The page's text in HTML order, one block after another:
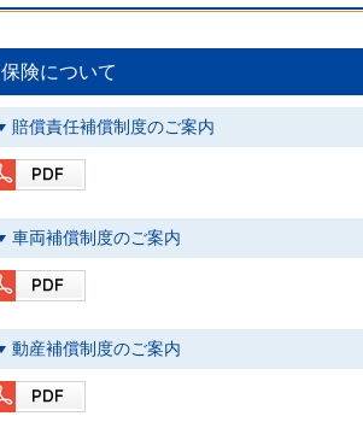
保険について
賠償責任補償制度のご案内
車両補償制度のご案内
動産補償制度のご案内